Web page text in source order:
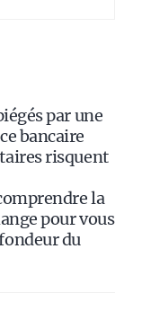
par une
bancaire
risquent
la
pour vous
du